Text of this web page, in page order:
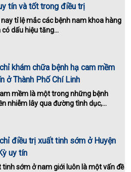
tín và tốt trong điều trị
nay tỉ lệ mắc các bệnh nam khoa hàng
dấu hiệu tăng...
khám chữa bệnh hạ cam mềm
ở Thành Phố Chí Linh
mềm là một trong những bệnh
nhiễm lây qua đường tình dục,...
điều trị xuất tinh sớm ở Huyện
uy tín
tinh sớm ở nam giới luôn là một vấn đề